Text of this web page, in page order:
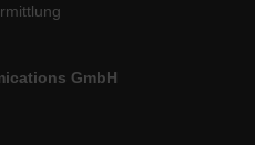
GmbH